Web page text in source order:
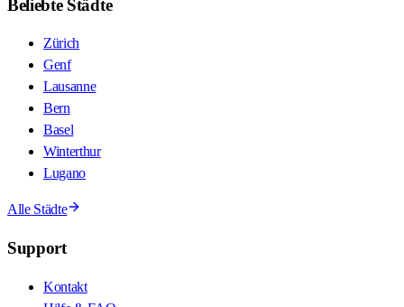
Beliebte Städte
Zürich
Genf
Lausanne
Bern
Basel
Winterthur
Lugano
Alle Städte
Support
Kontakt